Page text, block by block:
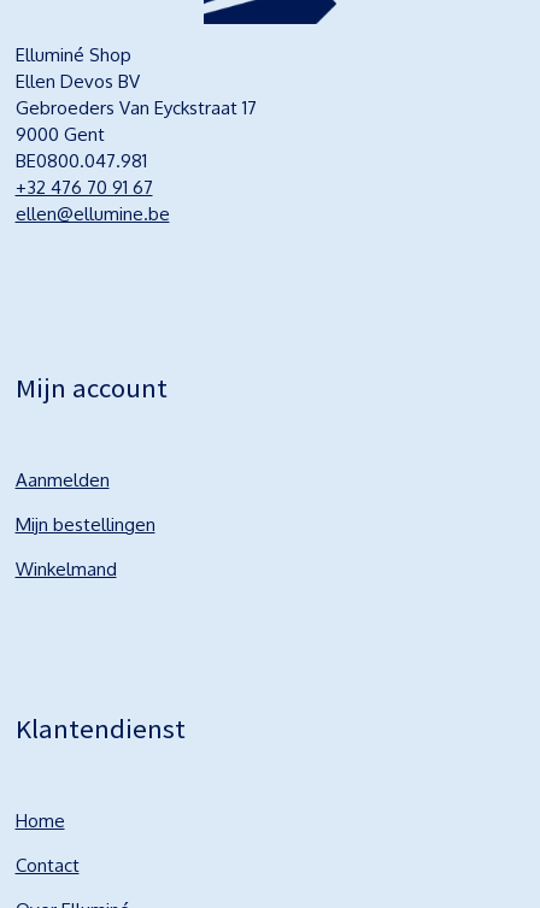
Elluminé Shop
Ellen Devos BV
Gebroeders Van Eyckstraat 17
9000 Gent
BE0800.047.981
+32 476 70 91 67
ellen@ellumine.be
Mijn account
Aanmelden
Mijn bestellingen
Winkelmand
Klantendienst
Home
Contact